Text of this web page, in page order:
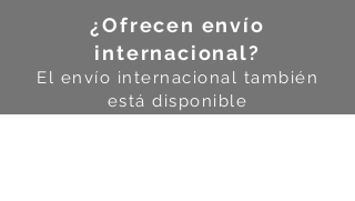
¿Ofrecen envío
internacional?
El envío internacional también
está disponible